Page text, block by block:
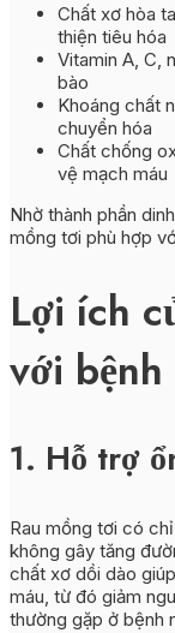
Chất xơ hòa
thiện tiêu hóa
Vitamin A, C,
bào
Khoáng chất
chuyển hóa
Chất chống
vệ mạch máu
Nhờ thành phần
mồng tơi phù hợp
Lợi ích
với
1. Hỗ trợ
Rau mồng tơi có
không gây tăng
chất xơ dồi dào
máu, từ đó giảm
thường gặp ở bệnh